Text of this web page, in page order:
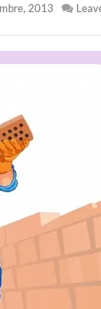
2013